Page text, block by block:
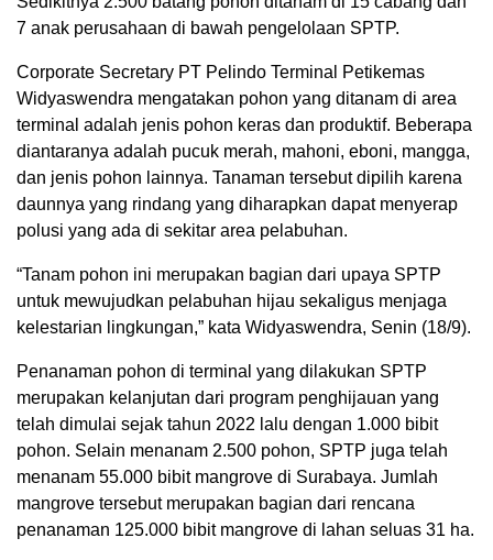
7 anak perusahaan di bawah pengelolaan SPTP.
Corporate Secretary PT Pelindo Terminal Petikemas
Widyaswendra mengatakan pohon yang ditanam di area
terminal adalah jenis pohon keras dan produktif. Beberapa
diantaranya adalah pucuk merah, mahoni, eboni, mangga,
dan jenis pohon lainnya. Tanaman tersebut dipilih karena
daunnya yang rindang yang diharapkan dapat menyerap
polusi yang ada di sekitar area pelabuhan.
“Tanam pohon ini merupakan bagian dari upaya SPTP
untuk mewujudkan pelabuhan hijau sekaligus menjaga
kelestarian lingkungan,” kata Widyaswendra, Senin (18/9).
Penanaman pohon di terminal yang dilakukan SPTP
merupakan kelanjutan dari program penghijauan yang
telah dimulai sejak tahun 2022 lalu dengan 1.000 bibit
pohon. Selain menanam 2.500 pohon, SPTP juga telah
menanam 55.000 bibit mangrove di Surabaya. Jumlah
mangrove tersebut merupakan bagian dari rencana
penanaman 125.000 bibit mangrove di lahan seluas 31 ha.